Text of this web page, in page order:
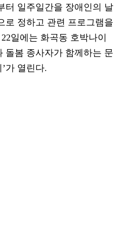
터 일주일간을 장애인의 날
로 정하고 관련 프로그램을
일에는 화곡동 호박나이
돌봄 종사자가 함께하는 문
가 열린다.